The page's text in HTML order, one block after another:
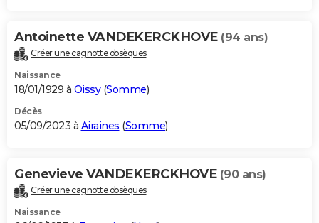
Antoinette VANDEKERCKHOVE (94 ans)
Créer une cagnotte obsèques
Naissance
18/01/1929 à Oissy(Somme)
Décès
05/09/2023 à Airaines (Somme)
Genevieve VANDEKERCKHOVE (90 ans)
Créer une cagnotte obsèques
Naissance